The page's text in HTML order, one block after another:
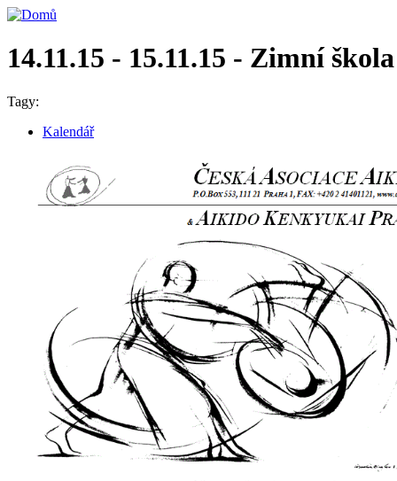
14.11.15 - 15.11.15 - Zimní
Tagy:
Kalendář